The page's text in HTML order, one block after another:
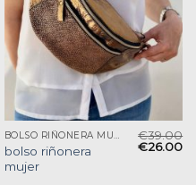
BOLSO RIÑONERA MUJER
bolso riñonera
mujer
€39.00
€26.00